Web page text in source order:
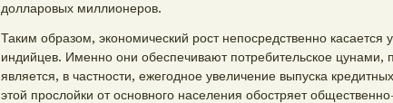
долларовых миллионеров.
Таким образом, экономический рост непосредственно касается
индийцев. Именно они обеспечивают потребительское цунами,
является, в частности, ежегодное увеличение выпуска
этой прослойки от основного населения обостряет